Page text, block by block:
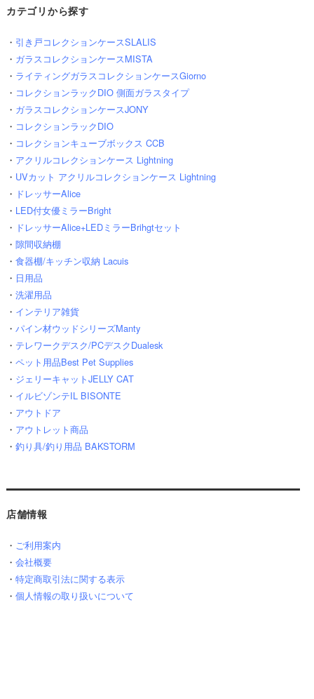
カテゴリから探す
・ 引き戸コレクションケースSLALIS
・ ガラスコレクションケースMISTA
・ ライティングガラスコレクションケースGiorno
・ コレクションラックDIO 側面ガラスタイプ
・ ガラスコレクションケースJONY
・ コレクションラックDIO
・ コレクションキューブボックス CCB
・ アクリルコレクションケース Lightning
・ UVカット アクリルコレクションケース Lightning
・ ドレッサーAlice
・ LED付女優ミラーBright
・ ドレッサーAlice+LEDミラーBrihgtセット
・ 隙間収納棚
・ 食器棚/キッチン収納 Lacuis
・ 日用品
・ 洗濯用品
・ インテリア雑貨
・ パイン材ウッドシリーズManty
・ テレワークデスク/PCデスクDualesk
・ ペット用品Best Pet Supplies
・ ジェリーキャットJELLY CAT
・ イルビゾンテIL BISONTE
・ アウトドア
・ アウトレット商品
・ 釣り具/釣り用品 BAKSTORM
店舗情報
・ ご利用案内
・ 会社概要
・ 特定商取引法に関する表示
・ 個人情報の取り扱いについて